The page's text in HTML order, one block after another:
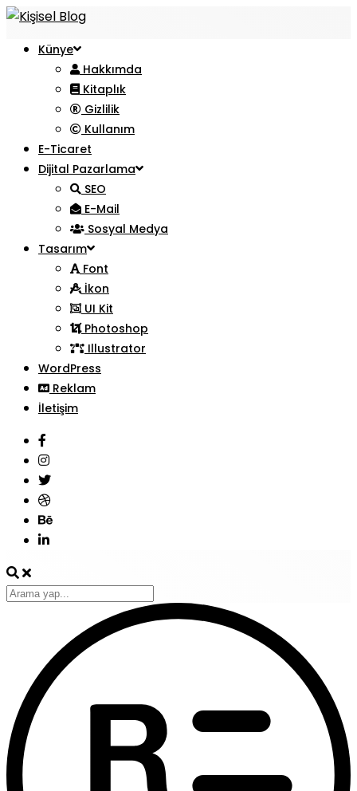
Künye
Hakkımda
Kitaplık
Gizlilik
Kullanım
E-Ticaret
Dijital Pazarlama
SEO
E-Mail
Sosyal Medya
Tasarım
Font
İkon
UI Kit
Photoshop
Illustrator
WordPress
Reklam
İletişim